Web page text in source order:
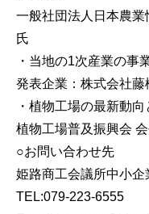
一般社団法人日本農業
氏
・当地の1次産業の事
発表企業：株式会社藤
・植物工場の最新動向
植物工場普及振興会
○お問い合わせ先
姫路商工会議所中小企
TEL:079-223-6555